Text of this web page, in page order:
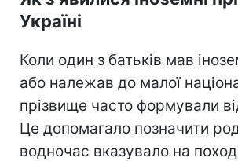
Україні
Коли один з батьків мав
або належав до малої
прізвище часто формували
Це допомагало позначити
водночас вказувало на